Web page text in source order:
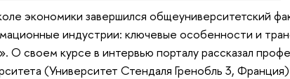
экономики завершился общеуниверситетский
индустрии: ключевые особенности и
О своем курсе в интервью порталу рассказал
(Университет Стендаля Гренобль 3,